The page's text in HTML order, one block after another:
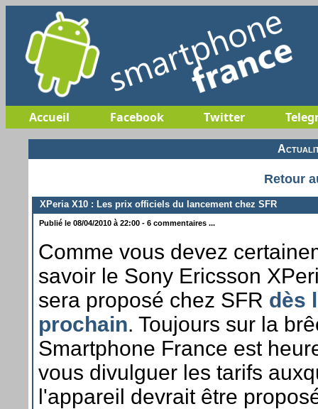
Accueil Facebook Twitter
Retour
XPeria X10 : Les prix officiels du lancement chez SFR
Publié le 08/04/2010 à 22:00 - 6 commentaires ...
Comme vous devez
savoir le Sony Ericsson
sera proposé chez SFR dès
prochain. Toujours sur la
Smartphone France est
vous divulguer les tarifs
l'appareil devrait être